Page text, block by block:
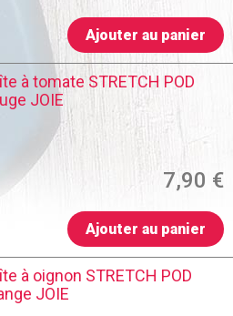
Ajouter au panier
à tomate STRETCH POD
JOIE
7,90 €
Ajouter au panier
à oignon STRETCH POD
JOIE